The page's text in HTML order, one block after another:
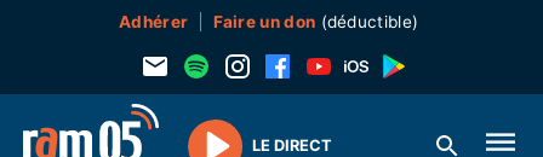
Adhérer Faire un don (déductible)
LE DIRECT